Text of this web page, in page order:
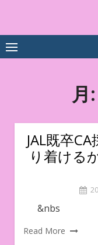
content
月:
JAL既卒
り着ける
&nbs
Read More